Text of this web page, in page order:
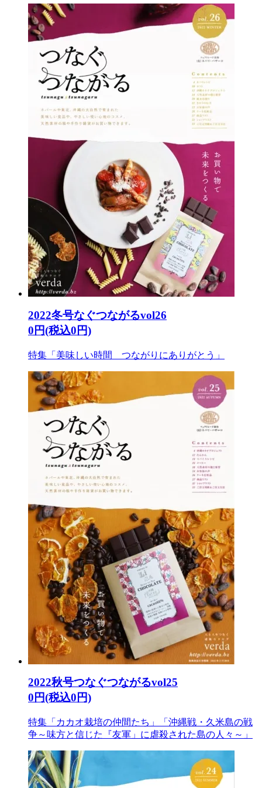
2022冬号なぐつながるvol26
0円(税込0円)
特集「美味しい時間 つながりにありがとう」
2022秋号つなぐつながるvol25
0円(税込0円)
特集「カカオ栽培の仲間たち」「沖縄戦・久米島の戦
争～味方と信じた『友軍」に虐殺された島の人々～」